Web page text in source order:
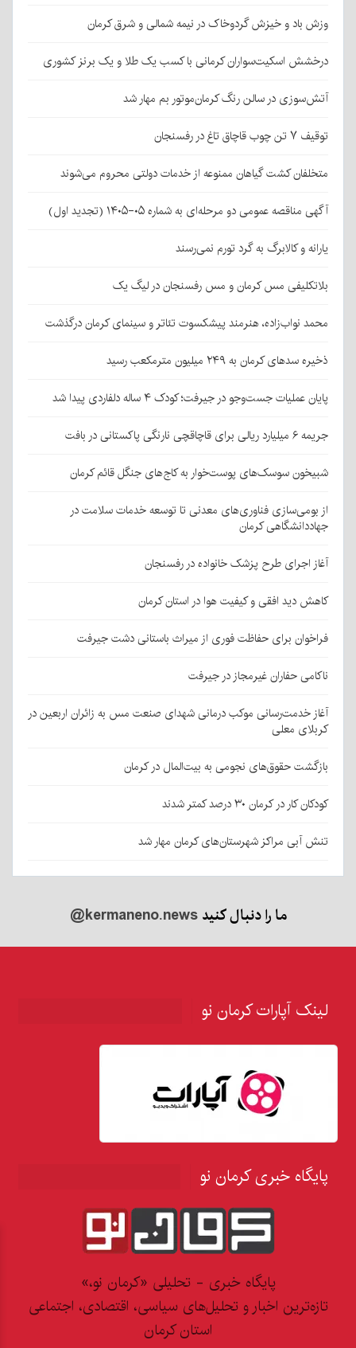
وزش باد و خیزش گردوخاک در نیمه شمالی و شرق کرمان
درخشش اسکیت‌سواران کرمانی با کسب یک طلا و یک برنز کشوری
آتش‌سوزی در سالن رنگ کرمان‌موتور بم مهار شد
توقیف ۷ تن چوب قاچاق تاغ در رفسنجان
متخلفان کشت گیاهان ممنوعه از خدمات دولتی محروم می‌شوند
آگهی مناقصه عمومی دو مرحله‌ای به شماره ۰۵-۱۴۰۵ (تجدید اول)
یارانه و کالابرگ به گرد تورم نمی‌رسند
بلاتکلیفی مس کرمان و مس رفسنجان در لیگ یک
محمد نواب‌زاده، هنرمند پیشکسوت تئاتر و سینمای کرمان درگذشت
ذخیره سدهای کرمان به ۲۴۹ میلیون مترمکعب رسید
پایان عملیات جست‌وجو در جیرفت؛ کودک ۴ ساله دلفاردی پیدا شد
جریمه ۶ میلیارد ریالی برای قاچاقچی نارنگی پاکستانی در بافت
شبیخون سوسک‌های پوست‌خوار به کاج‌های جنگل قائم کرمان
از بومی‌سازی فناوری‌های معدنی تا توسعه خدمات سلامت در
جهاددانشگاهی کرمان
آغاز اجرای طرح پزشک خانواده در رفسنجان
کاهش دید افقی و کیفیت هوا در استان کرمان
فراخوان برای حفاظت فوری از میراث باستانی دشت جیرفت
ناکامی حفاران غیرمجاز در جیرفت
آغاز خدمت‌رسانی موکب درمانی شهدای صنعت مس به زائران اربعین در
کربلای معلی
بازگشت حقوق‌های نجومی به بیت‌المال در کرمان
کودکان کار در کرمان ۳۰ درصد کمتر شدند
تنش آبی مراکز شهرستان‌های کرمان مهار شد
ما را دنبال کنید@kermaneno.news
لینک آپارات کرمان نو
پایگاه خبری کرمان نو
پایگاه خبری - تحلیلی «کرمان نو،»
تازه‌ترین اخبار و تحلیل‌های سیاسی، اقتصادی، اجتماعی
استان کرمان